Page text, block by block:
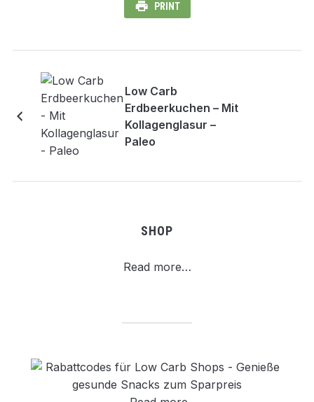
PRINT
Low Carb
Erdbeerkuchen – Mit
Kollagenglasur –
Paleo
SHOP
Read more…